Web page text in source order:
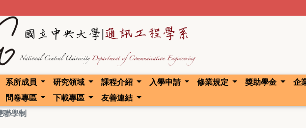
系所成員 研究領域 課程介紹 入學申請 修業規定 獎助學金
企
問卷專區 下載專區
友善連結
聯學制